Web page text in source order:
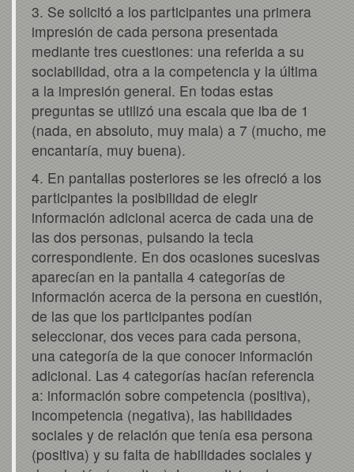
3. Se solicitó a los participantes una primera
impresión de cada persona presentada
mediante tres cuestiones: una referida a su
sociabilidad, otra a la competencia y la última
a la impresión general. En todas estas
preguntas se utilizó una escala que iba de 1
(nada, en absoluto, muy mala) a 7 (mucho, me
encantaría, muy buena).
4. En pantallas posteriores se les ofreció a los
participantes la posibilidad de elegir
información adicional acerca de cada una de
las dos personas, pulsando la tecla
correspondiente. En dos ocasiones sucesivas
aparecían en la pantalla 4 categorías de
información acerca de la persona en cuestión,
de las que los participantes podían
seleccionar, dos veces para cada persona,
una categoría de la que conocer información
adicional. Las 4 categorías hacían referencia
a: información sobre competencia (positiva),
incompetencia (negativa), las habilidades
sociales y de relación que tenía esa persona
(positiva) y su falta de habilidades sociales y